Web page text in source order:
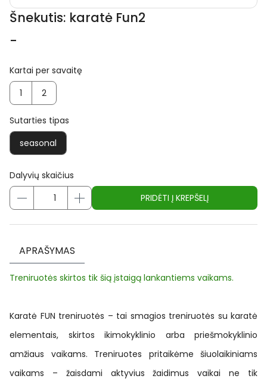
Šnekutis: karatė Fun2
-
Kartai per savaitę
1
2
Sutarties tipas
seasonal
Dalyvių skaičius
APRAŠYMAS
Treniruotės skirtos tik šią įstaigą lankantiems vaikams.
Karatė FUN treniruotės – tai smagios treniruotės su karatė
elementais, skirtos ikimokyklinio arba priešmokyklinio
amžiaus vaikams. Treniruotes pritaikėme šiuolaikiniams
vaikams – žaisdami aktyvius žaidimus vaikai ne tik